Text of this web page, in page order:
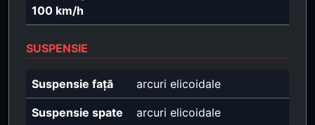
100 km/h
SUSPENSIE
Suspensie față arcuri elicoidale
Suspensie spate arcuri elicoidale